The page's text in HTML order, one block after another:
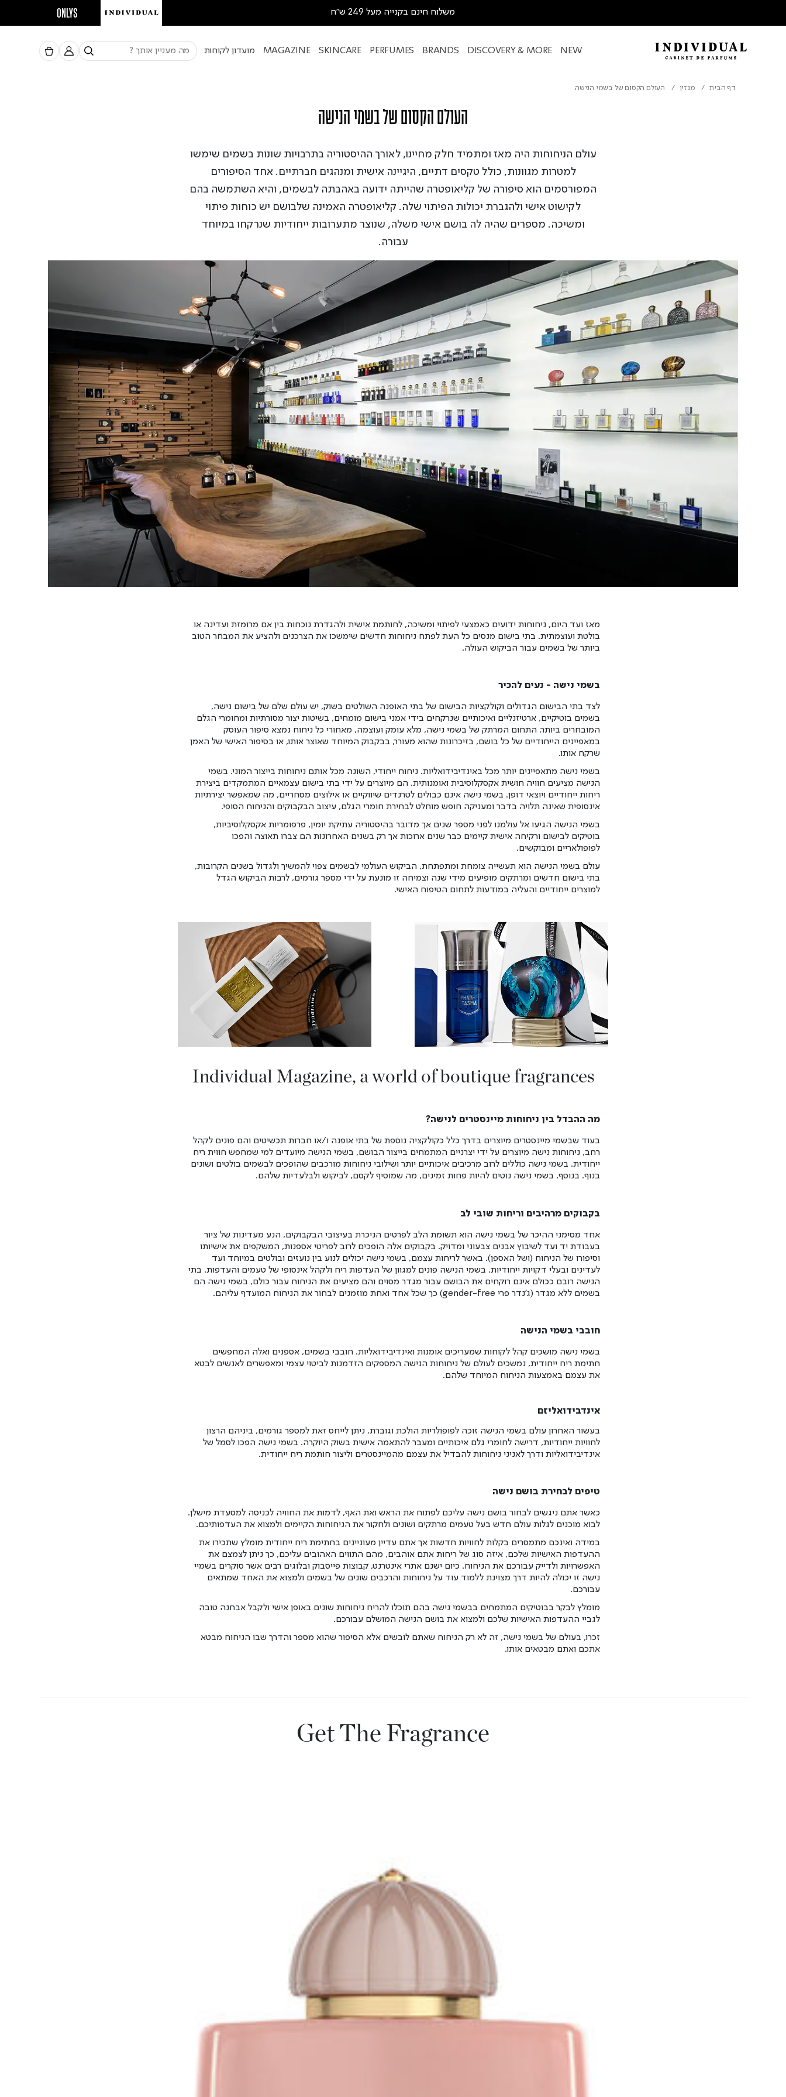
משלוח חינם בקנייה מעל 249 ש"ח ONLYS
NEW
DISCOVERY & MORE
BRANDS
PERFUMES
SKINCARE
MAGAZINE מועדון לקוחות
דף הבית מגזין העולם הקסום של בשמי הנישה
העולם הקסום של בשמי הנישה
עולם הניחוחות היה מאז ומתמיד חלק מחיינו, לאורך ההיסטוריה בתרבויות שונות בשמים שימשו
למטרות מגוונות, כולל טקסים דתיים, היגיינה אישית ומנהגים חברתיים. אחד הסיפורים
המפורסמים הוא סיפורה של קליאופטרה שהייתה ידועה באהבתה לבשמים, והיא השתמשה בהם
לקישוט אישי ולהגברת יכולות הפיתוי שלה. קליאופטרה האמינה שלבושם יש כוחות פיתוי
ומשיכה. מספרים שהיה לה בושם אישי משלה, שנוצר מתערובות ייחודיות שנרקחו במיוחד
עבורה.
מאז ועד היום, ניחוחות ידועים כאמצעי לפיתוי ומשיכה, לחותמת אישית ולהגדרת נוכחות בין אם מרומזת ועדינה או
בולטת ועוצמתית. בתי בישום מנסים כל העת לפתח ניחוחות חדשים שימשכו את הצרכנים ולהציע את המבחר הטוב
ביותר של בשמים עבור הביקוש העולה.
בשמי נישה - נעים להכיר
לצד בתי הבישום הגדולים וקולקציות הבישום של בתי האופנה השולטים בשוק, יש עולם שלם של בישום נישה,
בשמים בוטיקיים, ארטיזנליים ואיכותיים שנרקחים בידי אמני בישום מומחים, בשיטות יצור מסורתיות ומחומרי הגלם
המובחרים ביותר. התחום המרתק של בשמי נישה, מלא עומק ועוצמה, מאחורי כל ניחוח נמצא סיפור העוסק
במאפיינים הייחודיים של כל בושם, בזיכרונות שהוא מעורר, בבקבוק המיוחד שאוצר אותו, או בסיפור האישי של האמן
שרקח אותו.
בשמי נישה מתאפיינים יותר מכל באינדיבידואליות. ניחוח ייחודי, השונה מכל אותם ניחוחות בייצור המוני. בשמי
הנישה מציעים חוויה חושית אקסקלוסיבית ואומנותית. הם מיוצרים על ידי בתי בישום עצמאיים המתמקדים ביצירת
ריחות ייחודיים ויוצאי דופן. בשמי נישה אינם כבולים לטרנדים שיווקיים או אילוצים מסחריים, מה שמאפשר יצירתיות
אינסופית שאינה תלויה בדבר ומעניקה חופש מוחלט לבחירת חומרי הגלם, עיצוב הבקבוקים והניחוח הסופי.
בשמי הנישה הגיעו אל עולמנו לפני מספר שנים אך מדובר בהיסטוריה עתיקת יומין, פרפומריות אקסקלוסיביות,
בוטיקים לבישום ורקיחה אישית קיימים כבר שנים ארוכות אך רק בשנים האחרונות הם צברו תאוצה והפכו
לפופולאריים ומבוקשים.
עולם בשמי הנישה הוא תעשייה צומחת ומתפתחת, הביקוש העולמי לבשמים צפוי להמשיך ולגדול בשנים הקרובות,
בתי בישום חדשים ומרתקים מופיעים מידי שנה וצמיחה זו מונעת על ידי מספר גורמים, לרבות הביקוש הגדל
למוצרים ייחודיים והעליה במודעות לתחום הטיפוח האישי.
Individual Magazine, a world of boutique fragrances
מה ההבדל בין ניחוחות מיינסטרים לנישה?
בעוד שבשמי מיינסטרים מיוצרים בדרך כלל כקולקציה נוספת של בתי אופנה ו/או חברות תכשיטים והם פונים לקהל
רחב, ניחוחות נישה מיוצרים על ידי יצרניים המתמחים בייצור הבושם, בשמי הנישה מיועדים למי שמחפש חווית ריח
ייחודית. בשמי נישה כוללים לרוב מרכיבים איכותיים יותר ושילובי ניחוחות מורכבים שהופכים לבשמים בולטים ושונים
בנוף. בנוסף, בשמי נישה נוטים להיות פחות זמינים, מה שמוסיף לקסם, לביקוש ולבלעדיות שלהם.
בקבוקים מרהיבים וריחות שובי לב
אחד מסימני ההיכר של בשמי נישה הוא תשומת הלב לפרטים הניכרת בעיצובי הבקבוקים, הנע מעדינות של ציור
בעבודת יד ועד לשיבוץ אבנים צבעוני ומדויק. בקבוקים אלה הופכים לרוב לפריטי אספנות, המשקפים את אישיותו
וסיפורו של הניחוח (ושל האספן). באשר לריחות עצמם, בשמי נישה יכולים לנוע בין נועזים ובולטים במיוחד ועד
לעדינים ובעלי דקויות ייחודיות. בשמי הנישה פונים למגוון של העדפות ריח ולקהל אינסופי של טעמים והעדפות. בתי
הנישה רובם ככולם אינם רוקחים את הבושם עבור מגדר מסוים והם מציעים את הניחוח עבור כולם, בשמי נישה הם
בשמים ללא מגדר (ג'נדר פרי gender-free) כך שכל אחד ואחת מוזמנים לבחור את הניחוח המועדף עליהם.
חובבי בשמי הנישה
בשמי נישה מושכים קהל לקוחות שמעריכים אומנות ואינדיבידואליות. חובבי בשמים, אספנים ואלה המחפשים
חתימת ריח ייחודית, נמשכים לעולם של ניחוחות הנישה המספקים הזדמנות לביטוי עצמי ומאפשרים לאנשים לבטא
את עצמם באמצעות הניחוח המיוחד שלהם.
אינדבידואליזם
בעשור האחרון עולם בשמי הנישה זוכה לפופולריות הולכת וגוברת. ניתן לייחס זאת למספר גורמים, ביניהם הרצון
לחוויות ייחודיות, דרישה לחומרי גלם איכותיים ומעבר להתאמה אישית בשוק היוקרה. בשמי נישה הפכו לסמל של
אינדיבידואליות ודרך לאניני ניחוחות להבדיל את עצמם מהמיינסטרים וליצור חותמת ריח ייחודית.
טיפים לבחירת בושם נישה
כאשר אתם ניגשים לבחור בושם נישה עליכם לפתוח את הראש ואת האף, לדמות את החוויה לכניסה למסעדת מישלן.
לבוא מוכנים לגלות עולם חדש בעל טעמים מרתקים ושונים ולחקור את הניחוחות הקיימים ולמצוא את העדפותיכם.
במידה ואינכם מתמסרים בקלות לחוויות חדשות אך אתם עדיין מעוניינים בחתימת ריח ייחודית מומלץ שתכירו את
ההעדפות האישיות שלכם, איזה סוג של ריחות אתם אוהבים, מהם התווים האהובים עליכם, כך ניתן לצמצם את
האפשרויות ולדייק עבורכם את הניחוח. כיום ישנם אתרי אינטרנט, קבוצות פייסבוק ובלוגים רבים אשר סוקרים בשמיי
נישה זו יכולה להיות דרך מצוינת ללמוד עוד על ניחוחות והרכבים שונים של בשמים ולמצוא את האחד שמתאים
עבורכם.
מומלץ לבקר בבוטיקים המתמחים בבשמי נישה בהם תוכלו להריח ניחוחות שונים באופן אישי ולקבל אבחנה טובה
לגביי ההעדפות האישיות שלכם ולמצוא את בושם הנישה המושלם עבורכם.
זכרו, בעולם של בשמי נישה, זה לא רק הניחוח שאתם לובשים אלא הסיפור שהוא מספר והדרך שבו הניחוח מבטא
אתכם ואתם מבטאים אותו.
Get The Fragrance